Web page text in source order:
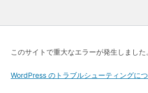
このサイトで重大なエラーが発生しました
WordPress のトラブルシューティングに